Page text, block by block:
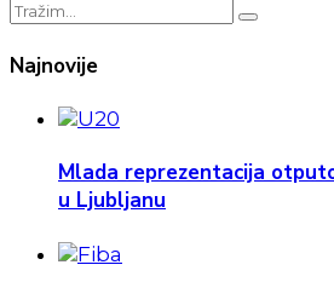
Najnovije
Mlada reprezentacija
u Ljubljanu